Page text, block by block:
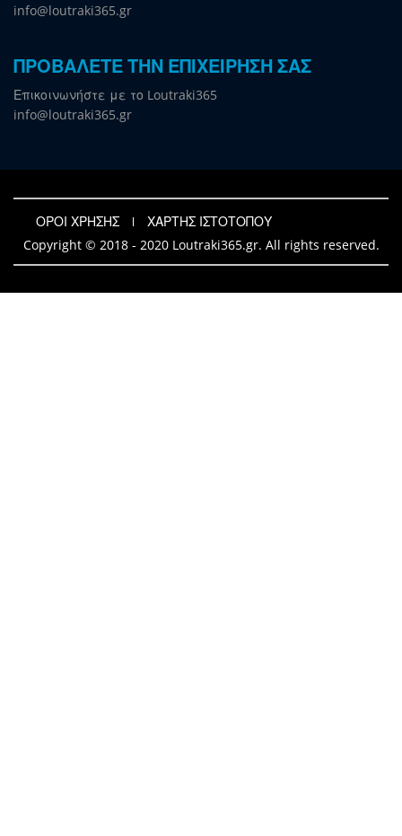
info@loutraki365.gr
ΠΡΟΒΑΛΕΤΕ ΤΗΝ ΕΠΙΧΕΙΡΗΣΗ ΣΑΣ
Επικοινωνήστε με το Loutraki365
info@loutraki365.gr
ΟΡΟΙ ΧΡΗΣΗΣ
ΧΑΡΤΗΣ ΙΣΤΟΤΟΠΟΥ
Copyright © 2018 - 2020 Loutraki365.gr. All rights reserved.